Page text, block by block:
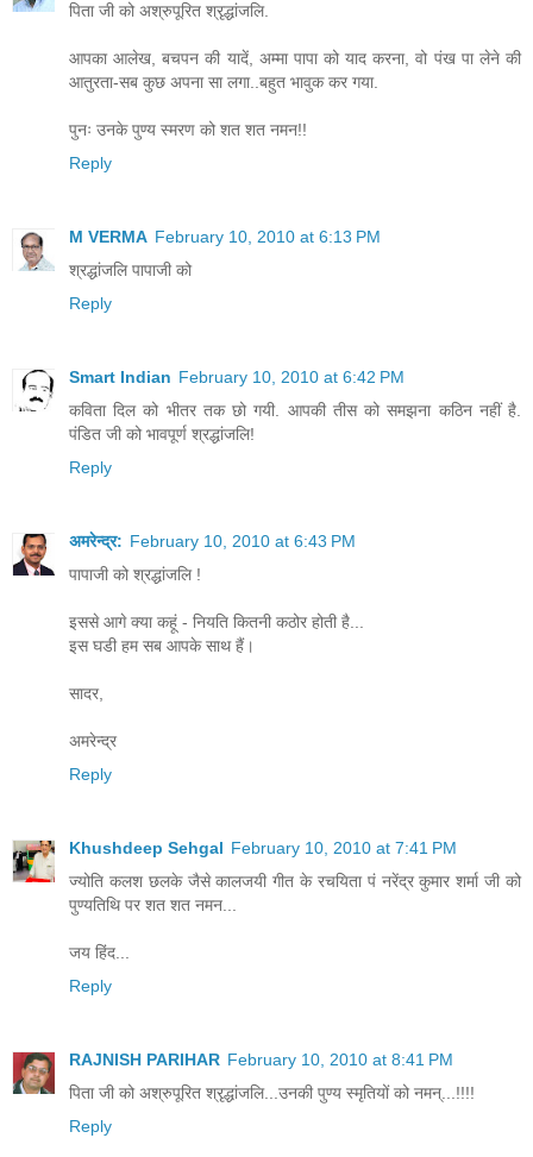
पिता जी को अश्रुपूरित श्रृद्धांजलि.
आपका आलेख, बचपन की यादें, अम्मा पापा को याद करना, वो पंख पा लेने की
आतुरता-सब कुछ अपना सा लगा..बहुत भावुक कर गया.
पुनः उनके पुण्य स्मरण को शत शत नमन!!
Reply
M VERMA February 10, 2010 at 6:13 PM
श्रद्धांजलि पापाजी को
Reply
Smart Indian February 10, 2010 at 6:42 PM
कविता दिल को भीतर तक छो गयी. आपकी तीस को समझना कठिन नहीं है.
पंडित जी को भावपूर्ण श्रद्धांजलि!
Reply
अमरेन्द्र: February 10, 2010 at 6:43 PM
पापाजी को श्रद्धांजलि !
इससे आगे क्या कहूं - नियति कितनी कठोर होती है...
इस घडी हम सब आपके साथ हैं।
सादर,
अमरेन्द्र
Reply
Khushdeep Sehgal February 10, 2010 at 7:41 PM
ज्योति कलश छलके जैसे कालजयी गीत के रचयिता पं नरेंद्र कुमार शर्मा जी को
पुण्यतिथि पर शत शत नमन...
जय हिंद...
Reply
RAJNISH PARIHAR February 10, 2010 at 8:41 PM
पिता जी को अश्रुपूरित श्रृद्धांजलि...उनकी पुण्य स्मृतियों को नमन्...!!!!
Reply